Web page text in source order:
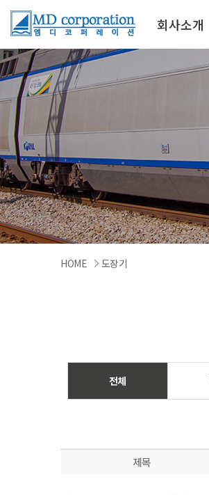
회사소개
HOME 도장기
전체
제목